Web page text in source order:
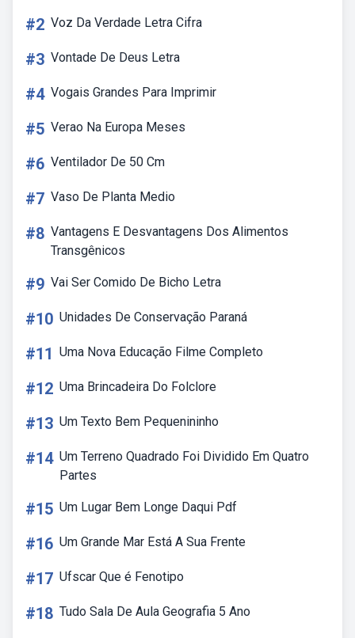
#2 Voz Da Verdade Letra Cifra
#3 Vontade De Deus Letra
#4 Vogais Grandes Para Imprimir
#5 Verao Na Europa Meses
#6 Ventilador De 50 Cm
#7 Vaso De Planta Medio
#8 Vantagens E Desvantagens Dos Alimentos
Transgênicos
#9 Vai Ser Comido De Bicho Letra
#10 Unidades De Conservação Paraná
#11 Uma Nova Educação Filme Completo
#12 Uma Brincadeira Do Folclore
#13 Um Texto Bem Pequenininho
#14 Um Terreno Quadrado Foi Dividido Em Quatro
Partes
#15 Um Lugar Bem Longe Daqui Pdf
#16 Um Grande Mar Está A Sua Frente
#17 Ufscar Que é Fenotipo
#18 Tudo Sala De Aula Geografia 5 Ano